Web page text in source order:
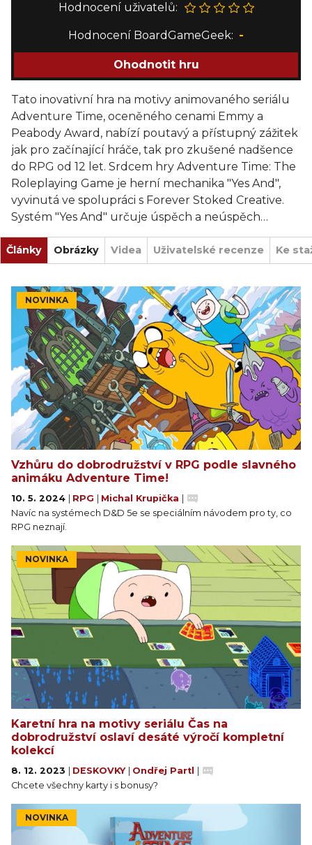
Hodnocení uživatelů:
Hodnocení BoardGameGeek: -
Ohodnotit hru
Tato inovativní hra na motivy animovaného seriálu
Adventure Time, oceněného cenami Emmy a
Peabody Award, nabízí poutavý a přístupný zážitek
jak pro začínající hráče, tak pro zkušené nadšence
do RPG od 12 let. Srdcem hry Adventure Time: The
Roleplaying Game je herní mechanika "Yes And",
vyvinutá ve spolupráci s Forever Stoked Creative.
Systém "Yes And" určuje úspěch a neúspěch
prostřednictvím vlastní sady kostek a zároveň
podporuje společné vyprávění příběhu a zajišťuje,
že hráči jsou vždy zapojeni do hry. Intuitivní přístup
hry k vyprávění příběhu odstraní potřebu složitých
výpočtů a umožní hráčům soustředit se na samotné
vyprávění.
Články Obrázky Videa Uživatelské recenze Ke
NOVINKA
Vzhůru do dobrodružství v RPG podle slavného
animáku Adventure Time!
10. 5. 2024 RPG Michal Krupička
Navíc na systémech D&D 5e se speciálním návodem pro ty, co
RPG neznají.
NOVINKA
Karetní hra na motivy seriálu Čas na
dobrodružství oslaví desáté výročí kompletní
kolekcí
8. 12. 2023 DESKOVKY Ondřej Partl
Chcete všechny karty i s bonusy?
NOVINKA